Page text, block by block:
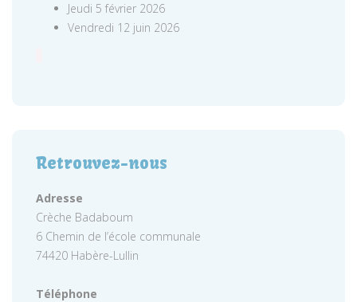
Jeudi 5 février 2026
Vendredi 12 juin 2026
Retrouvez-nous
Adresse
Crèche Badaboum
6 Chemin de l’école communale
74420 Habère-Lullin
Téléphone